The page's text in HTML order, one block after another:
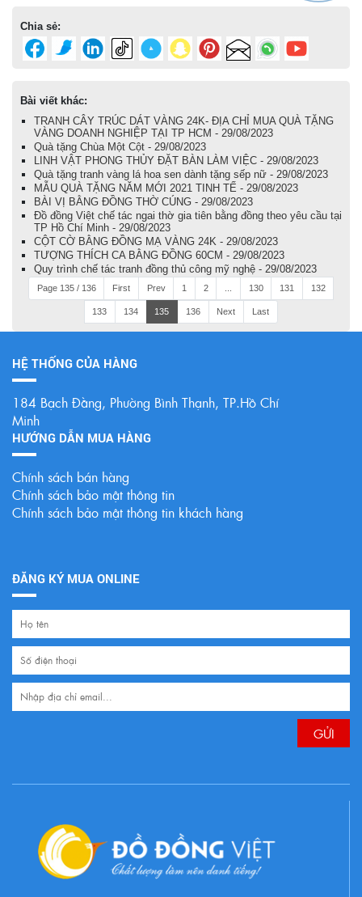
Chia sẻ:
Bài viết khác:
TRANH CÂY TRÚC DÁT VÀNG 24K- ĐỊA CHỈ MUA QUÀ TẶNG
VÀNG DOANH NGHIỆP TẠI TP HCM - 29/08/2023
Quà tặng Chùa Một Cột - 29/08/2023
LINH VẬT PHONG THỦY ĐẶT BÀN LÀM VIỆC - 29/08/2023
Quà tặng tranh vàng lá hoa sen dành tặng sếp nữ - 29/08/2023
MẪU QUÀ TẶNG NĂM MỚI 2021 TINH TẾ - 29/08/2023
BÀI VỊ BẰNG ĐỒNG THỜ CÚNG - 29/08/2023
Đồ đồng Việt chế tác ngai thờ gia tiên bằng đồng theo yêu cầu tại
TP Hồ Chí Minh - 29/08/2023
CỘT CỜ BẰNG ĐỒNG MẠ VÀNG 24K - 29/08/2023
TƯỢNG THÍCH CA BẰNG ĐỒNG 60CM - 29/08/2023
Quy trình chế tác tranh đồng thủ công mỹ nghệ - 29/08/2023
Page 135 / 136 First Prev 1 2 130 131 132
133 134 135 136 Next Last
HỆ THỐNG CỦA HÀNG
184 Bạch Đằng, Phường Bình Thạnh, TP.Hồ Chí
Minh
HƯỚNG DẪN MUA HÀNG
Chính sách bán hàng
Chính sách bảo mật thông tin
Chính sách bảo mật thông tin khách hàng
ĐĂNG KÝ MUA ONLINE